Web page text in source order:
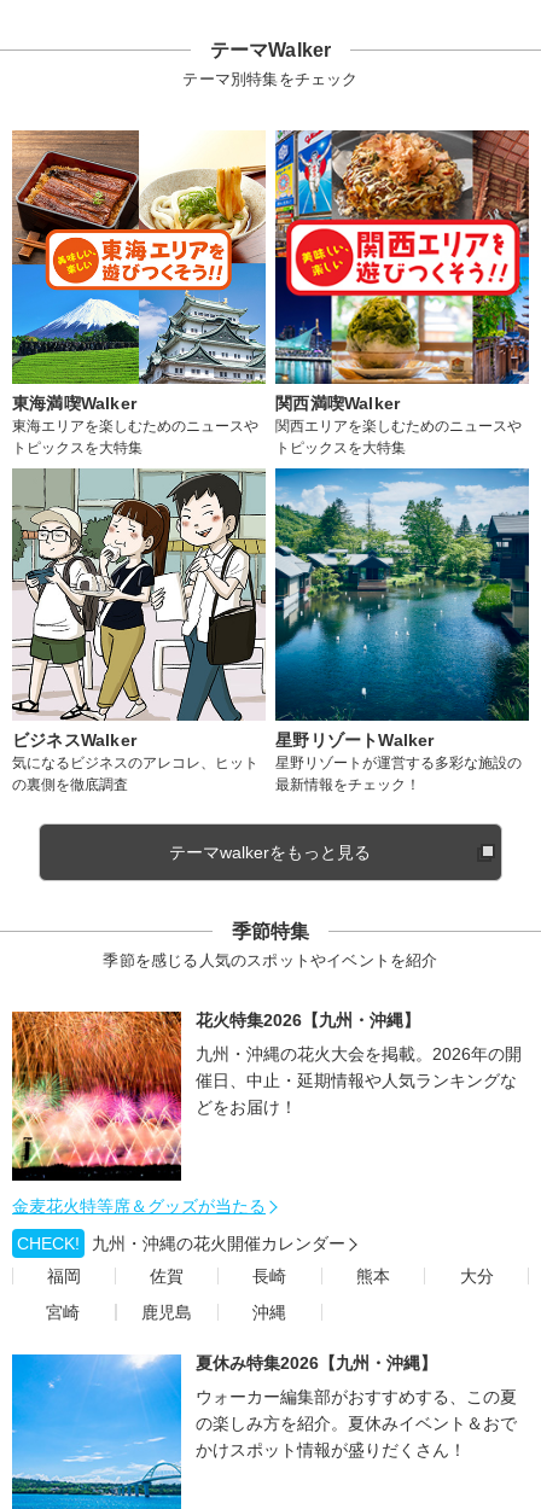
テーマWalker
テーマ別特集をチェック
東海満喫Walker
東海エリアを楽しむためのニュースや
トピックスを大特集
関西満喫Walker
関西エリアを楽しむためのニュースや
トピックスを大特集
ビジネスWalker
気になるビジネスのアレコレ、ヒット
の裏側を徹底調査
星野リゾートWalker
星野リゾートが運営する多彩な施設の
最新情報をチェック！
テーマwalkerをもっと見る
季節特集
季節を感じる人気のスポットやイベントを紹介
花火特集2026【九州・沖縄】
九州・沖縄の花火大会を掲載。2026年の開
催日、中止・延期情報や人気ランキングな
どをお届け！
金麦花火特等席＆グッズが当たる
CHECK!
九州・沖縄の花火開催カレンダー
福岡
佐賀 長崎 熊本
大分
宮崎
鹿児島 沖縄
夏休み特集2026【九州・沖縄】
ウォーカー編集部がおすすめする、この夏
の楽しみ方を紹介。夏休みイベント＆おで
かけスポット情報が盛りだくさん！